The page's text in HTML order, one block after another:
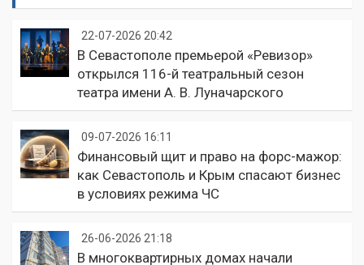
22-07-2026 20:42
В Севастополе премьерой «Ревизор»
открылся 116-й театральный сезон
театра имени А. В. Луначарского
09-07-2026 16:11
Финансовый щит и право на форс-мажор:
как Севастополь и Крым спасают бизнес
в условиях режима ЧС
26-06-2026 21:18
В многоквартирных домах начали